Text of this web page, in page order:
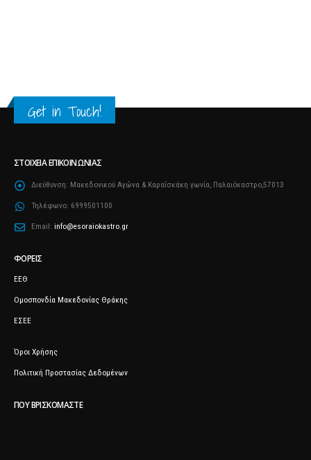
Get in Touch!
ΣΤΟΙΧΕΊΑ ΕΠΙΚΟΙΝΩΝΊΑΣ
Διεύθυνση: Μακεδονικού Αγώνα & Καραΐσκάκη γωνία, Παλαιόκαστρο,57013
Τηλέφωνο: 6999501100
Email: info@esoraiokastro.gr
ΦΟΡΕΊΣ
ΕΕΘ
Ομοσπονδία Μακεδονίας Θράκης
ΕΣΕΕ
Όροι Χρήσης
Πολιτική Προστασίας Δεδομένων
ΠΟΥ ΒΡΙΣΚΌΜΑΣΤΕ